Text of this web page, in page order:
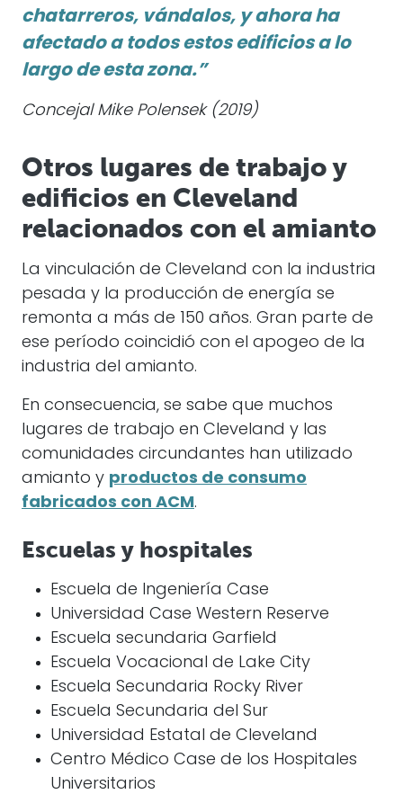
chatarreros, vándalos, y ahora ha
afectado a todos estos edificios a lo
largo de esta zona.”
Concejal Mike Polensek (2019)
Otros lugares de trabajo y
edificios en Cleveland
relacionados con el amianto
La vinculación de Cleveland con la industria
pesada y la producción de energía se
remonta a más de 150 años. Gran parte de
ese período coincidió con el apogeo de la
industria del amianto.
En consecuencia, se sabe que muchos
lugares de trabajo en Cleveland y las
comunidades circundantes han utilizado
amianto y productos de consumo
fabricados con ACM.
Escuelas y hospitales
Escuela de Ingeniería Case
Universidad Case Western Reserve
Escuela secundaria Garfield
Escuela Vocacional de Lake City
Escuela Secundaria Rocky River
Escuela Secundaria del Sur
Universidad Estatal de Cleveland
Centro Médico Case de los Hospitales
Universitarios